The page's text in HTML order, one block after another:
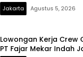
Jakarta Agustus 5, 2026
Lowongan Kerja Crew
PT Fajar Mekar Indah